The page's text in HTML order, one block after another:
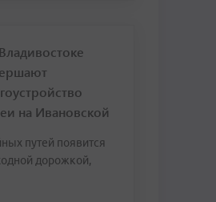
на Ивановской
путей появится
дорожкой,